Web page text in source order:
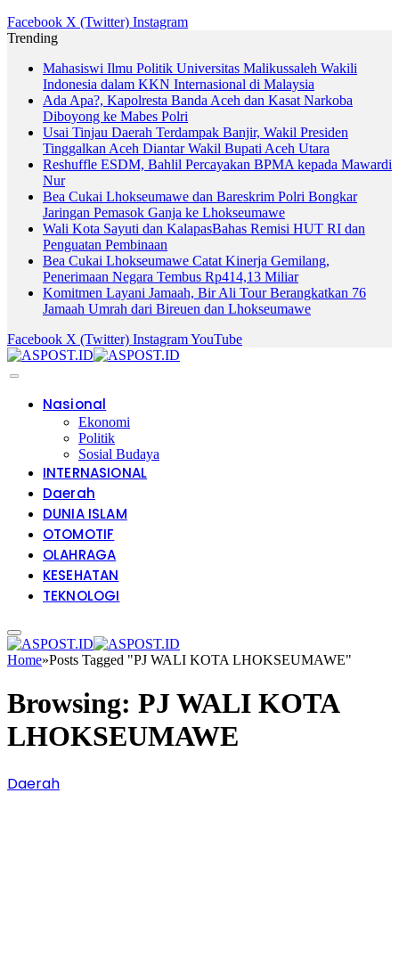
Facebook X (Twitter) Instagram
Trending
Mahasiswi Ilmu Politik Universitas Malikussaleh Wakili
Indonesia dalam KKN Internasional di Malaysia
Ada Apa?, Kapolresta Banda Aceh dan Kasat Narkoba
Diboyong ke Mabes Polri
Usai Tinjau Daerah Terdampak Banjir, Wakil Presiden
Tinggalkan Aceh Diantar Wakil Bupati Aceh Utara
Reshuffle ESDM, Bahlil Percayakan BPMA kepada Mawardi
Nur
Bea Cukai Lhokseumawe dan Bareskrim Polri Bongkar
Jaringan Pemasok Ganja ke Lhokseumawe
Wali Kota Sayuti dan KalapasBahas Remisi HUT RI dan
Penguatan Pembinaan
Bea Cukai Lhokseumawe Catat Kinerja Gemilang,
Penerimaan Negara Tembus Rp414,13 Miliar
Komitmen Layani Jamaah, Bir Ali Tour Berangkatkan 76
Jamaah Umrah dari Bireuen dan Lhokseumawe
Facebook X (Twitter) InstagramYouTube
Nasional
Ekonomi
Politik
Sosial Budaya
INTERNASIONAL
Daerah
DUNIA ISLAM
OTOMOTIF
OLAHRAGA
KESEHATAN
TEKNOLOGI
Home»Posts Tagged "PJ WALI KOTA LHOKSEUMAWE"
Browsing: PJ WALI KOTA
LHOKSEUMAWE
Daerah